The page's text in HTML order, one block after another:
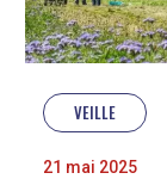
VEILLE
21 mai 2025